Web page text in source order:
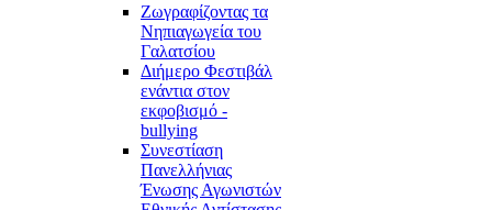
Ζωγραφίζοντας τα
Νηπιαγωγεία του
Γαλατσίου
Διήμερο Φεστιβάλ
ενάντια στον
εκφοβισμό -
bullying
Συνεστίαση
Πανελλήνιας
Ένωσης Αγωνιστών